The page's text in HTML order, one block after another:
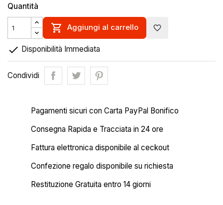
Quantità
 Aggiungi al carrello favorite_border
 Disponibilità Immediata
Condividi
Pagamenti sicuri con Carta PayPal Bonifico
Consegna Rapida e Tracciata in 24 ore
Fattura elettronica disponibile al ceckout
Confezione regalo disponibile su richiesta
Restituzione Gratuita entro 14 giorni